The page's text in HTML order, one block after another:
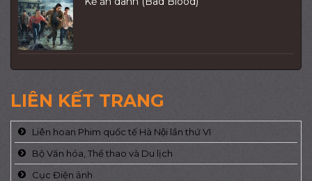
LIÊN KẾT TRANG
Liên hoan Phim quốc tế Hà Nội lần thứ VI
Bộ Văn hóa, Thể thao và Du lịch
Cục Điện ảnh